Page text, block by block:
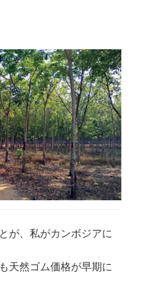
が、私がカンボジアに
天然ゴム価格が早期に